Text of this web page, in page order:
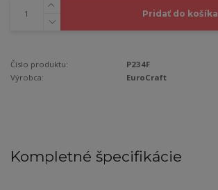
Pridať do košíka
Číslo produktu:
P234F
Výrobca:
EuroCraft
Kompletné špecifikácie